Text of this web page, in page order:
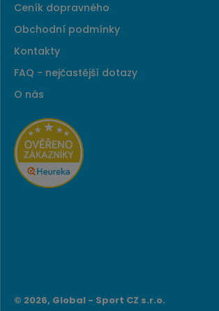
Ceník dopravného
Obchodní podmínky
Kontakty
FAQ - nejčastější dotazy
O nás
© 2026, Global - Sport CZ s.r.o.